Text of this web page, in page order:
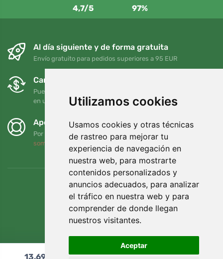
Utilizamos cookies
Usamos cookies y otras técnicas
de rastreo para mejorar tu
experiencia de navegación en
nuestra web, para mostrarte
contenidos personalizados y
anuncios adecuados, para analizar
el tráfico en nuestra web y para
comprender de donde llegan
nuestros visitantes.
Aceptar
4,7/5 97%
Al día siguiente y de forma gratuita
Envío gratuito para pedidos superiores a 95 EUR
Cambios y devoluciones gratuitos
Puede devolver o cambiar su pedido en cualquier momento
en un plazo de 90 días
Apoyamos a Trees.org
Por cada pedido plantamos un árbol. Leer más
somos
13,69 Añadir al carrito